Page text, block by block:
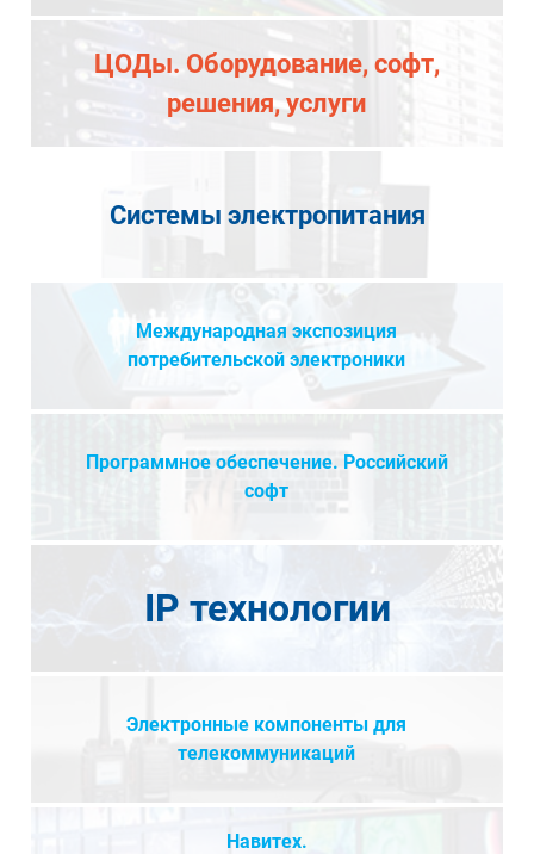
ЦОДы. Оборудование, софт,
решения, услуги
Системы электропитания
Международная экспозиция
потребительской электроники
Программное обеспечение. Российский
софт
IP технологии
Электронные компоненты для
телекоммуникаций
Навитех.